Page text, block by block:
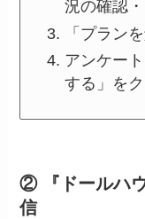
況の確認
「プラン
アンケー
する」を
② 『ドールハ
信